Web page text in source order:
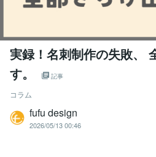
実録！名刺制作の失敗、
す。
記事
コラム
fufu design
2026/05/13 00:46